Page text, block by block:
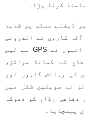
کرنا پڑا۔
ڈیفنس سسٹم پر شدید
کاروں نے اندرونی
طور پر fifth column کا کردار ادا کیا۔ انہوں نے GPS سے لیس
کے کمانڈ مراکز،
کی رہائش گاہوں اور
نے سویلین شکل میں
رڈار کو دھوکہ
پہنچایا۔